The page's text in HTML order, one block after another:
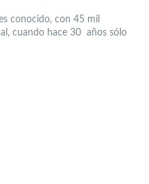
conocido, con 45 mil
cuando hace 30 años sólo